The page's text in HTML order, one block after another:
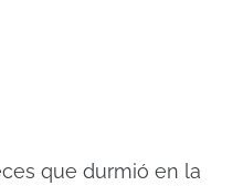
que durmió en la